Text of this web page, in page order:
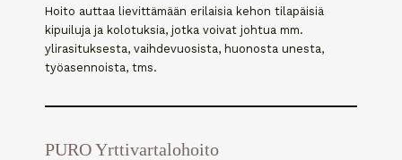
Hoito auttaa lievittämään erilaisia kehon tilapäisiä
kipuiluja ja kolotuksia, jotka voivat johtua mm.
ylirasituksesta, vaihdevuosista, huonosta unesta,
työasennoista, tms.
PURO Yrttivartalohoito